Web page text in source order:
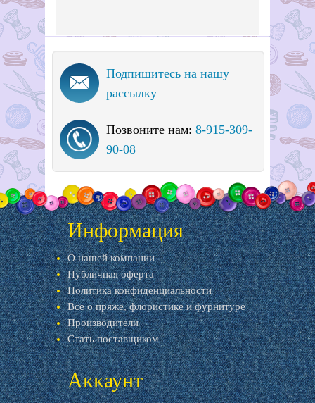
Подпишитесь на нашу
рассылку
Позвоните нам: 8-915-309-
90-08
Информация
О нашей компании
Публичная оферта
Политика конфиденциальности
Все о пряже, флористике и фурнитуре
Производители
Стать поставщиком
Аккаунт